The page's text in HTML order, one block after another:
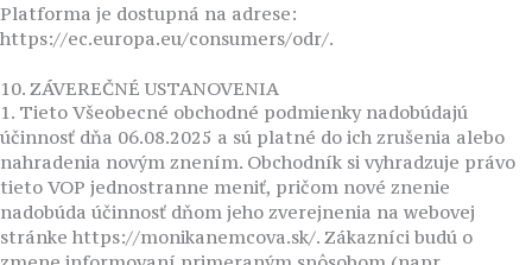
Platforma je dostupná na adrese:
https://ec.europa.eu/consumers/odr/.
10. ZÁVEREČNÉ USTANOVENIA
1. Tieto Všeobecné obchodné podmienky nadobúdajú
účinnosť dňa 06.08.2025 a sú platné do ich zrušenia alebo
nahradenia novým znením. Obchodník si vyhradzuje právo
tieto VOP jednostranne meniť, pričom nové znenie
nadobúda účinnosť dňom jeho zverejnenia na webovej
stránke https://monikanemcova.sk/. Zákazníci budú o